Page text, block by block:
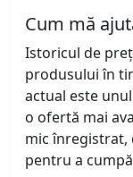
Cum mă
Istoricul de
produsului în
actual este
o ofertă mai
mic înregistrat,
pentru a